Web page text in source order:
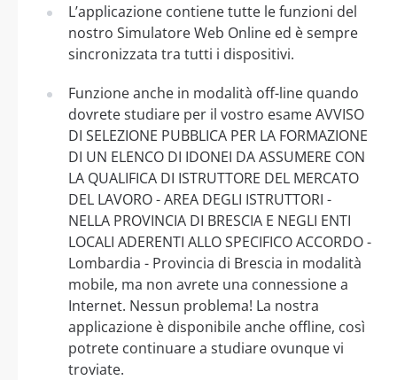
L’applicazione contiene tutte le funzioni del
nostro Simulatore Web Online ed è sempre
sincronizzata tra tutti i dispositivi.
Funzione anche in modalità off-line quando
dovrete studiare per il vostro esame AVVISO
DI SELEZIONE PUBBLICA PER LA FORMAZIONE
DI UN ELENCO DI IDONEI DA ASSUMERE CON
LA QUALIFICA DI ISTRUTTORE DEL MERCATO
DEL LAVORO - AREA DEGLI ISTRUTTORI -
NELLA PROVINCIA DI BRESCIA E NEGLI ENTI
LOCALI ADERENTI ALLO SPECIFICO ACCORDO -
Lombardia - Provincia di Brescia in modalità
mobile, ma non avrete una connessione a
Internet. Nessun problema! La nostra
applicazione è disponibile anche offline, così
potrete continuare a studiare ovunque vi
troviate.